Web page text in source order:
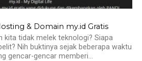
& Domain my.id Gratis
kita tidak melek teknologi? Siapa
Nih buktinya sejak beberapa waktu
gencar-gencar memberi...